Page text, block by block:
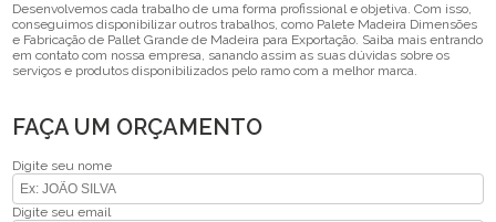
Desenvolvemos cada trabalho de uma forma profissional e objetiva. Com isso,
conseguimos disponibilizar outros trabalhos, como Palete Madeira Dimensões
e Fabricação de Pallet Grande de Madeira para Exportação. Saiba mais entrando
em contato com nossa empresa, sanando assim as suas dúvidas sobre os
serviços e produtos disponibilizados pelo ramo com a melhor marca.
FAÇA UM ORÇAMENTO
Digite seu nome
Digite seu email